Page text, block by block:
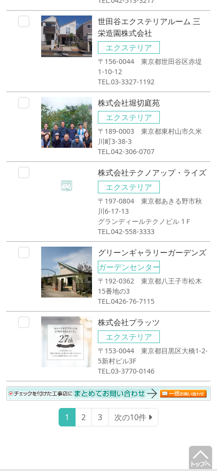
世田谷エクステリアルーム 三
栄造園株式会社
エクステリア
〒156-0044 東京都世田谷区赤堤
1-10-12
TEL.03-3327-1192
株式会社堀切庭苑
エクステリア
〒189-0003 東京都東村山市久米
川町3-38-3
TEL.042-306-0707
株式会社テクノアップ・ライズ
エクステリア
〒197-0804 東京都あきる野市秋
川6-17-13
グランディールテクノビル 1Ｆ
TEL.042-558-3333
グリーンギャラリーガーデンズ
ガーデンセンター
〒192-0362 東京都八王子市松木
15番地の3
TEL.0426-76-7115
株式会社プラッツ
エクステリア
〒153-0044 東京都目黒区大橋1-2-
5新村ビル3F
TEL.03-3770-0146
1 2 3 次の10件